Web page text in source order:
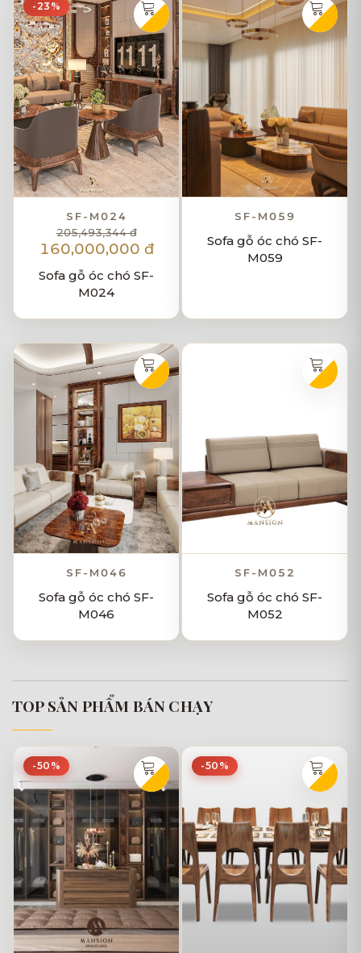
-23%
SF-M024
205,493,344 đ
160,000,000 đ
Sofa gỗ óc chó SF-
M024
SF-M059
Sofa gỗ óc chó SF-
M059
SF-M046
Sofa gỗ óc chó SF-
M046
SF-M052
Sofa gỗ óc chó SF-
M052
TOP SẢN PHẨM BÁN CHẠY
-50% -50%